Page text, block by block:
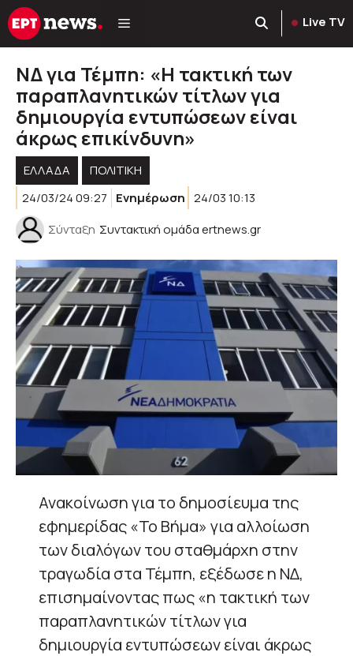
Μετάβαση
σε
Live TV
ΝΔ για Τέμπη: «Η τακτική των
παραπλανητικών τίτλων για
δημιουργία εντυπώσεων είναι
άκρως επικίνδυνη»
ΕΛΛΑΔΑ
ΠΟΛΙΤΙΚΉ
24/03/24 09:27
Ενημέρωση 24/03 10:13
Σύνταξη Συντακτική ομάδα ertnews.gr
Ανακοίνωση για το δημοσίευμα της
εφημερίδας «Το Βήμα» για αλλοίωση
των διαλόγων του σταθμάρχη στην
τραγωδία στα Τέμπη, εξέδωσε η ΝΔ,
επισημαίνοντας πως «η τακτική των
παραπλανητικών τίτλων για
δημιουργία εντυπώσεων είναι άκρως